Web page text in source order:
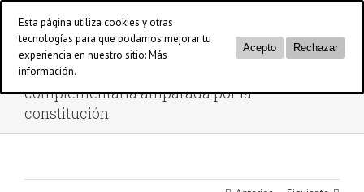
Saltar
contenido
Suiza, el primer país en tener la medicina
complementaria amparada por la
constitución.
Esta página utiliza cookies y otras
tecnologías para que podamos mejorar tu
experiencia en nuestro sitio:Más
información.
Acepto Rechazar